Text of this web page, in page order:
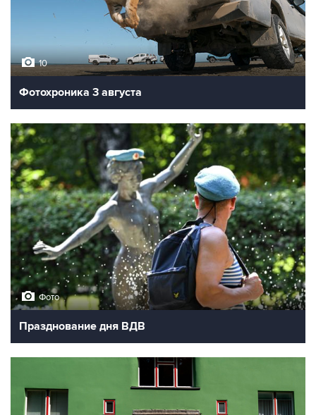
10
Фотохроника 3 августа
Фото
Празднование дня ВДВ